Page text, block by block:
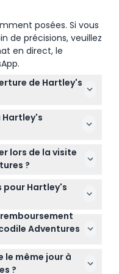
posées. Si vous
de précisions, veuillez
en direct, le
de Hartley's
est ouvert tous les
de Noël et
— veuillez
Hartley's
doivent être
tandis que les
gratuitement.
surveillés
lors de la visite
?
confortables et
est recommandé
au parc.
pour Hartley's
en toute sécurité
sur ce site. Il suffit
et de suivre les
réservation.
Adventures
et ne
donc vous
le même jour à
?